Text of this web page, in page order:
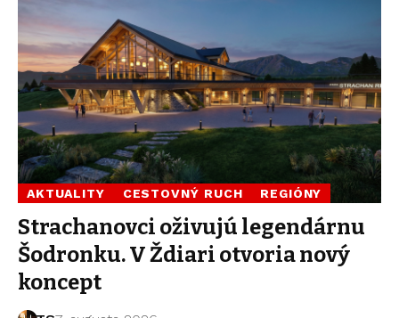
AKTUALITY CESTOVNÝ RUCH REGIÓNY
Strachanovci oživujú legendárnu
Šodronku. V Ždiari otvoria nový
koncept